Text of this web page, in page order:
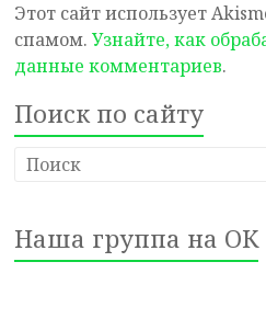
Этот сайт использует
спамом.Узнайте, как
данные комментариев.
Поиск по сайту
Наша группа на ОК